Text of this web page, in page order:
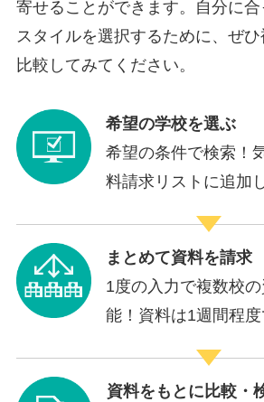
寄せることができます。自分に
スタイルを選択するために、ぜ
比較してみてください。
希望の学校を選ぶ
希望の条件で検索！
料請求リストに追加
まとめて資料を請求
1度の入力で複数校
能！資料は1週間程度
資料をもとに比較・